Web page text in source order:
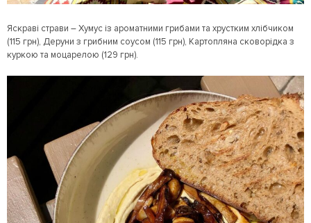
Яскраві страви – Хумус із ароматними грибами та хрустким хлібчиком
(115 грн), Деруни з грибним соусом (115 грн), Картопляна сковорідка з
куркою та моцарелою (129 грн).